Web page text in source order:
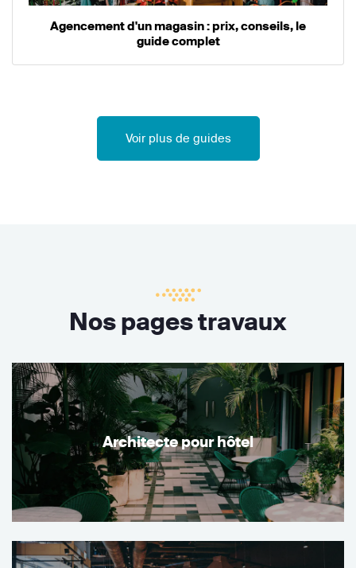
Agencement d'un magasin : prix, conseils, le
guide complet
Voir plus de guides
Nos pages travaux
Architecte pour hôtel